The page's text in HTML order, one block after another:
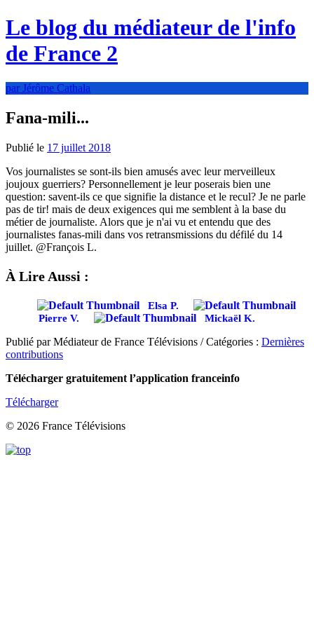
Le blog du médiateur de l'info
de France 2
par Jérôme Cathala
Fana-mili...
Publié le 17 juillet 2018
Vos journalistes se sont-ils bien amusés avec leur merveilleux
joujoux guerriers? Personnellement je leur poserais bien une
question: savent-ils ce que signifie la distance et le recul? Je ne parle
pas de tir! mais de deux exigences qui me semblent à la base du
métier de journaliste. Alors que je n'ai vu et entendu que des
journalistes fanas-mili dans vos retransmissions du défilé du 14
juillet. @François L.
À Lire Aussi :
Elsa P.
Pierre V.
Mickaël K.
Publié par Médiateur de France Télévisions / Catégories : Dernières
contributions
Télécharger gratuitement l’application franceinfo
Télécharger
© 2026 France Télévisions